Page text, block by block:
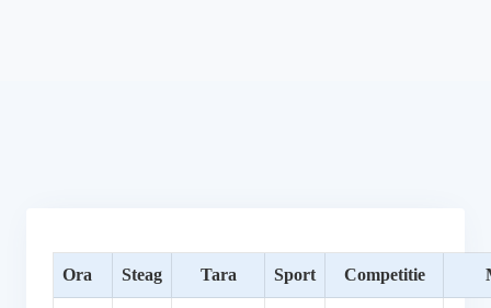
Ora Steag Tara Sport Competitie